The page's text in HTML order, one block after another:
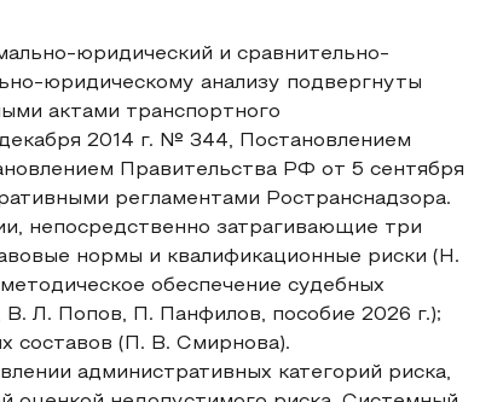
юридический и сравнительно-
юридическому анализу подвергнуты
актами транспортного
2014 г. № 344, Постановлением
Правительства РФ от 5 сентября
регламентами Ространснадзора.
непосредственно затрагивающие три
нормы и квалификационные риски (Н.
обеспечение судебных
Л. Попов, П. Панфилов, пособие 2026 г.);
составов (П. В. Смирнова).
административных категорий риска,